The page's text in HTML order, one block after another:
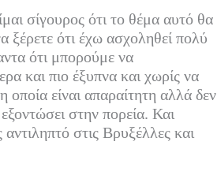
σίγουρος ότι το θέμα αυτό θα
ξέρετε ότι έχω ασχοληθεί πολύ
ότι μπορούμε να
και πιο έξυπνα και χωρίς να
είναι απαραίτητη αλλά δεν
στην πορεία. Και
αντιληπτό στις Βρυξέλλες και